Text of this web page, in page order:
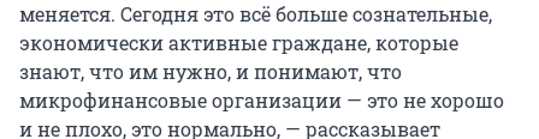
меняется. Сегодня это всё больше сознательные,
экономически активные граждане, которые
знают, что им нужно, и понимают, что
микрофинансовые организации — это не хорошо
и не плохо, это нормально, — рассказывает